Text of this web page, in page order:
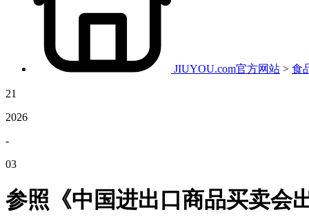
JIUYOU.com官方网站 > 食
21
2026
-
03
参照《中国进出口商品买卖会